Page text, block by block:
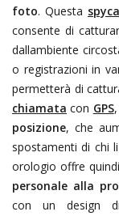
foto. Questa
consente di
dallambiente
o registrazioni in
permetterà di
chiamata con GPS
posizione, che
spostamenti di chi
orologio offre
personale alla
con un design